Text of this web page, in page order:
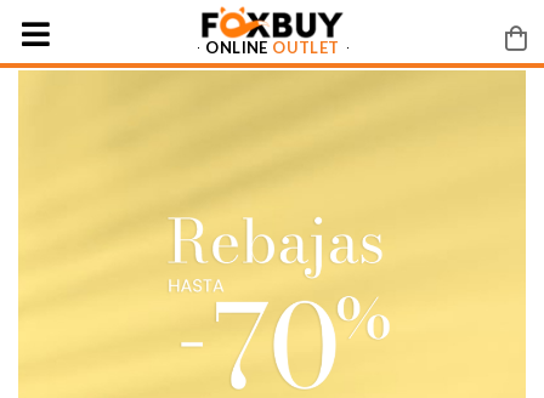
ONLINE OUTLET